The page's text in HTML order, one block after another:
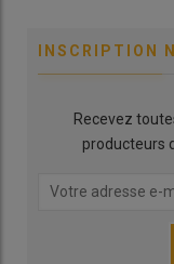
agricole
GAEC à partir de 5
INSCRIPTION
Recevez
producteurs